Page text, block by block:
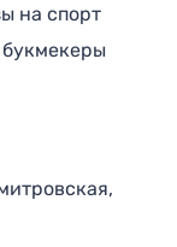
на спорт